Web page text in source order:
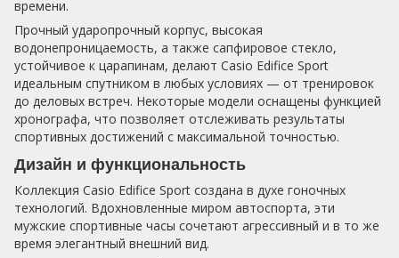
времени.
Прочный ударопрочный корпус, высокая
водонепроницаемость, а также сапфировое стекло,
устойчивое к царапинам, делают Casio Edifice Sport
идеальным спутником в любых условиях — от тренировок
до деловых встреч. Некоторые модели оснащены функцией
хронографа, что позволяет отслеживать результаты
спортивных достижений с максимальной точностью.
Дизайн и функциональность
Коллекция Casio Edifice Sport создана в духе гоночных
технологий. Вдохновленные миром автоспорта, эти
мужские спортивные часы сочетают агрессивный и в то же
время элегантный внешний вид.